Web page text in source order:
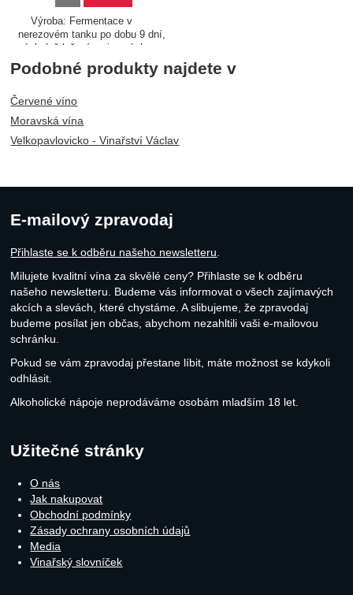
Výroba: Fermentace v
nerezovém tanku po dobu 9 dní,
následně ležení na jemných
kalech. Chuťový profil: Víno
slámově žluté barvy. Ve vůni je
projevem vyzrálého…
Podobné produkty najdete v
Červené víno
Moravská vína
Velkopavlovicko - Vinařství Václav
E-mailový zpravodaj
Přihlaste se k odběru našeho newsletteru
Milujete kvalitní vína za skvělé ceny? Přihlaste se k odběru
našeho newsletteru. Budeme vás informovat o všech zajímavých
akcích a slevách, které chystáme. A slibujeme, že zpravodaj
budeme posílat jen občas, abychom nezahltili vaši e-mailovou
schránku.
Pokud se vám zpravodaj přestane líbit, máte možnost se kdykoli
odhlásit.
Alkoholické nápoje neprodáváme osobám mladším 18 let.
Užitečné stránky
O nás
Jak nakupovat
Obchodní podmínky
Zásady ochrany osobních údajů
Media
Vinařský slovníček